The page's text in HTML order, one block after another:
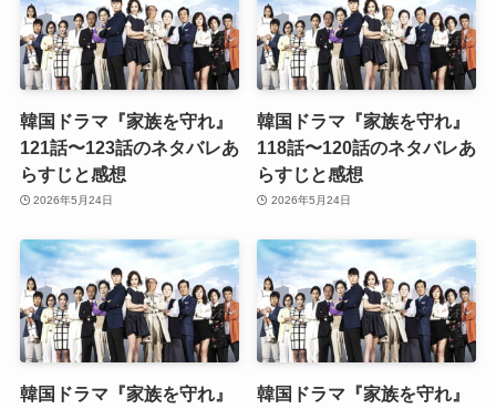
韓国ドラマ『家族を守れ』
121話〜123話のネタバレあ
らすじと感想
2026年5月24日
韓国ドラマ『家族を守れ』
118話〜120話のネタバレあ
らすじと感想
2026年5月24日
韓国ドラマ『家族を守れ』
韓国ドラマ『家族を守れ』